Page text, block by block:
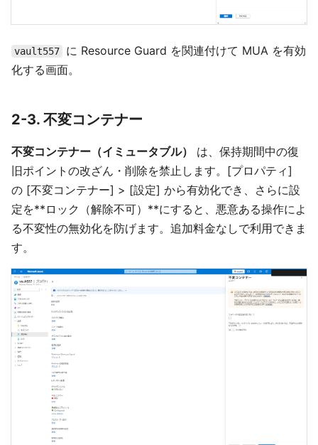
vault557
に Resource Guard を関連付けて MUA を有効
化する画面。
2-3. 不変コンテナー
不変コンテナー（イミュータブル）
は、保持期間中の復
旧ポイントの改ざん・削除を禁止します。[プロパティ]
の [不変コンテナー] > [設定] から有効化でき、さらに設
定を**ロック（解除不可）**にすると、悪意ある操作によ
る不変性の無効化を防げます。追加料金なしで利用できま
す。